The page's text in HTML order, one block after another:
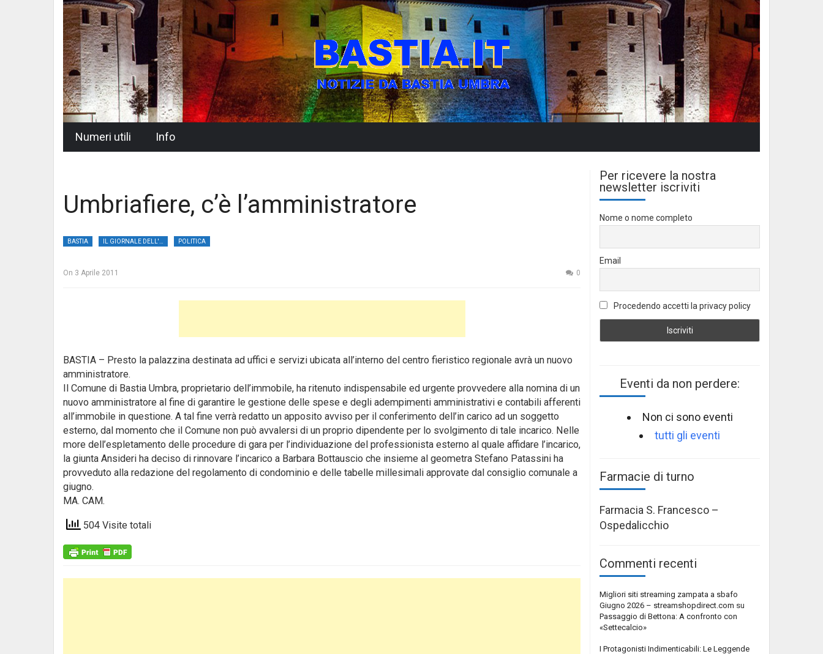
Numeri utili Info
Umbriafiere, c’è l’amministratore
BASTIA POLITICA
On 3 Aprile 2011 0
BASTIA – Presto la palazzina destinata ad uffici e servizi ubicata all’interno del centro fieristico regionale avrà un nuovo
amministratore.
Il Comune di Bastia Umbra, proprietario dell’immobile, ha ritenuto indispensabile ed urgente provvedere alla nomina di un
nuovo amministratore al fine di garantire le gestione delle spese e degli adempimenti amministrativi e contabili afferenti
all’immobile in questione. A tal fine verrà redatto un apposito avviso per il conferimento dell’in carico ad un soggetto
esterno, dal momento che il Comune non può avvalersi di un proprio dipendente per lo svolgimento di tale incarico. Nelle
more dell’espletamento delle procedure di gara per l’individuazione del professionista esterno al quale affidare l’incarico,
la giunta Ansideri ha deciso di rinnovare l’incarico a Barbara Bottauscio che insieme al geometra Stefano Patassini ha
provveduto alla redazione del regolamento di condominio e delle tabelle millesimali approvate dal consiglio comunale a
giugno.
MA. CAM.
504 Visite totali
Per ricevere la nostra
newsletter iscriviti
Nome o nome completo
Email
Procedendo accetti la privacy policy
Eventi da non perdere:
Non ci sono eventi
tutti gli eventi
Farmacie di turno
Farmacia S. Francesco –
Ospedalicchio
Commenti recenti
Migliori siti streaming zampata a sbafo
Giugno 2026 – streamshopdirect.com su
Passaggio di Bettona: A confronto con
«Settecalcio»
I Protagonisti Indimenticabili: Le Leggende